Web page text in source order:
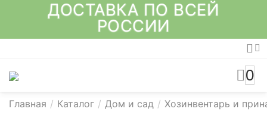
ДОСТАВКА ПО ВСЕЙ
РОССИИ
0
Главная / Каталог / Дом и сад / Хозинвентарь и